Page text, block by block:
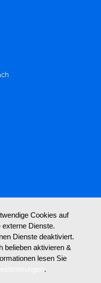
VON UNSEREM
Cookies auf
Dienste.
Dienste deaktiviert.
belieben aktivieren &
lesen Sie
.